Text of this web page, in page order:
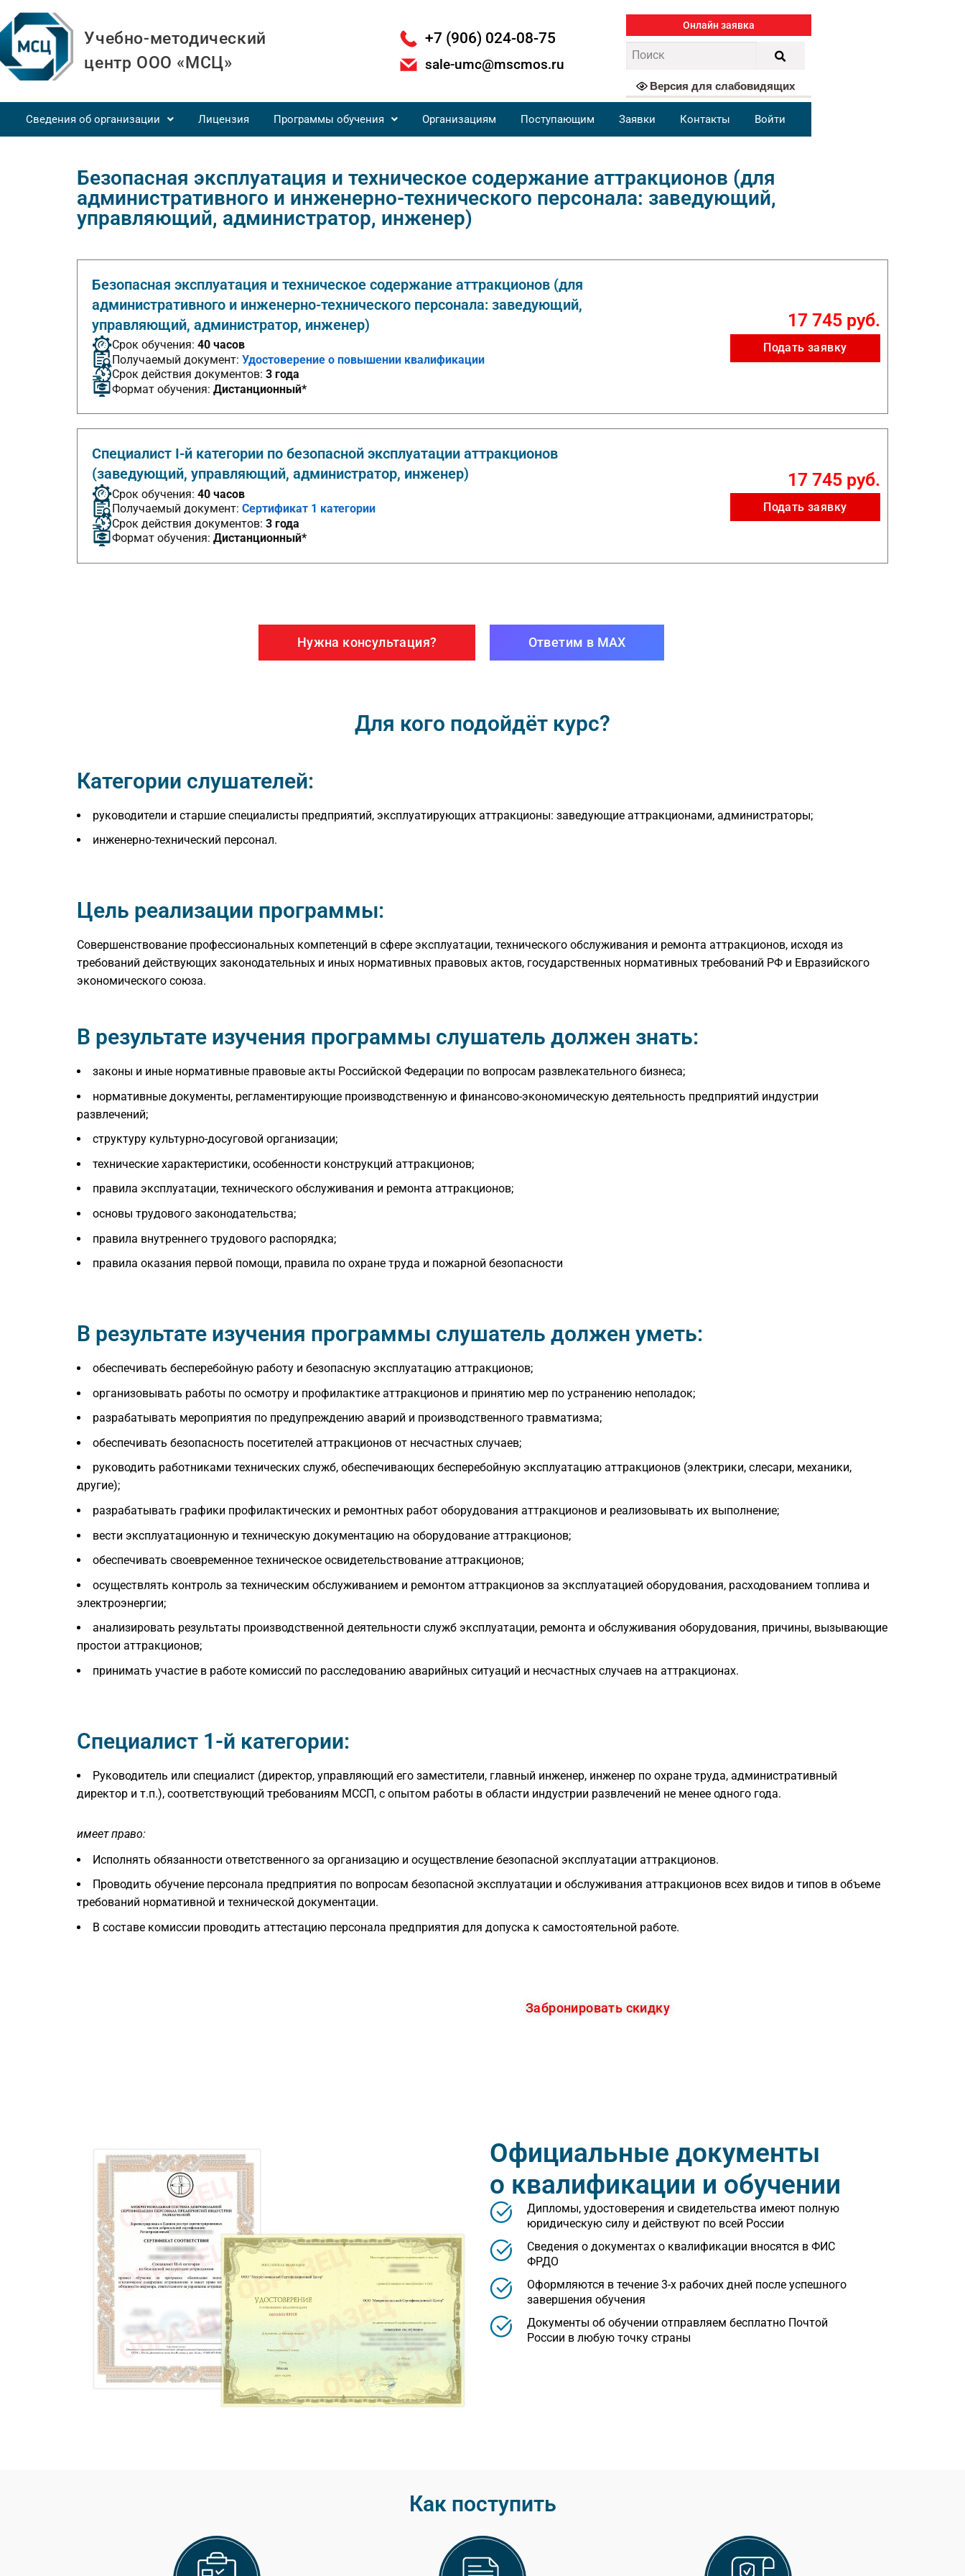
Учебно-методический
центр ООО «МСЦ»
+7 (906) 024-08-75
sale-umc@mscmos.ru
Онлайн заявка
Версия для слабовидящих
Сведения об организации Лицензия Программы обучения Организациям Поступающим Заявки Контакты Войти
Безопасная эксплуатация и техническое содержание аттракционов (для
административного и инженерно-технического персонала: заведующий,
управляющий, администратор, инженер)
Безопасная эксплуатация и техническое содержание аттракционов (для
административного и инженерно-технического персонала: заведующий,
управляющий, администратор, инженер)
Срок обучения: 40 часов
Получаемый документ: Удостоверение о повышении квалификации
Срок действия документов: 3 года
Формат обучения: Дистанционный*
17 745 руб.
Подать заявку
Специалист I-й категории по безопасной эксплуатации аттракционов
(заведующий, управляющий, администратор, инженер)
Срок обучения: 40 часов
Получаемый документ: Сертификат 1 категории
Срок действия документов: 3 года
Формат обучения: Дистанционный*
17 745 руб.
Подать заявку
Нужна консультация? Ответим в MAX
Для кого подойдёт курс?
Категории слушателей:
руководители и старшие специалисты предприятий, эксплуатирующих аттракционы: заведующие аттракционами, администраторы;
инженерно-технический персонал.
Цель реализации программы:
Cовершенствование профессиональных компетенций в сфере эксплуатации, технического обслуживания и ремонта аттракционов, исходя из
требований действующих законодательных и иных нормативных правовых актов, государственных нормативных требований РФ и Евразийского
экономического союза.
В результате изучения программы слушатель должен знать:
законы и иные нормативные правовые акты Российской Федерации по вопросам развлекательного бизнеса;
нормативные документы, регламентирующие производственную и финансово-экономическую деятельность предприятий индустрии
развлечений;
структуру культурно-досуговой организации;
технические характеристики, особенности конструкций аттракционов;
правила эксплуатации, технического обслуживания и ремонта аттракционов;
основы трудового законодательства;
правила внутреннего трудового распорядка;
правила оказания первой помощи, правила по охране труда и пожарной безопасности
В результате изучения программы слушатель должен уметь:
обеспечивать бесперебойную работу и безопасную эксплуатацию аттракционов;
организовывать работы по осмотру и профилактике аттракционов и принятию мер по устранению неполадок;
разрабатывать мероприятия по предупреждению аварий и производственного травматизма;
обеспечивать безопасность посетителей аттракционов от несчастных случаев;
руководить работниками технических служб, обеспечивающих бесперебойную эксплуатацию аттракционов (электрики, слесари, механики,
другие);
разрабатывать графики профилактических и ремонтных работ оборудования аттракционов и реализовывать их выполнение;
вести эксплуатационную и техническую документацию на оборудование аттракционов;
обеспечивать своевременное техническое освидетельствование аттракционов;
осуществлять контроль за техническим обслуживанием и ремонтом аттракционов за эксплуатацией оборудования, расходованием топлива и
электроэнергии;
анализировать результаты производственной деятельности служб эксплуатации, ремонта и обслуживания оборудования, причины, вызывающие
простои аттракционов;
принимать участие в работе комиссий по расследованию аварийных ситуаций и несчастных случаев на аттракционах.
Специалист 1-й категории:
Руководитель или специалист (директор, управляющий его заместители, главный инженер, инженер по охране труда, административный
директор и т.п.), соответствующий требованиям МССП, с опытом работы в области индустрии развлечений не менее одного года.
имеет право:
Исполнять обязанности ответственного за организацию и осуществление безопасной эксплуатации аттракционов.
Проводить обучение персонала предприятия по вопросам безопасной эксплуатации и обслуживания аттракционов всех видов и типов в объеме
требований нормативной и технической документации.
В составе комиссии проводить аттестацию персонала предприятия для допуска к самостоятельной работе.
Забронировать скидку
Официальные документы
о квалификации и обучении
Дипломы, удостоверения и свидетельства имеют полную
юридическую силу и действуют по всей России
Сведения о документах о квалификации вносятся в ФИС
ФРДО
Оформляются в течение 3-х рабочих дней после успешного
завершения обучения
Документы об обучении отправляем бесплатно Почтой
России в любую точку страны
Как поступить